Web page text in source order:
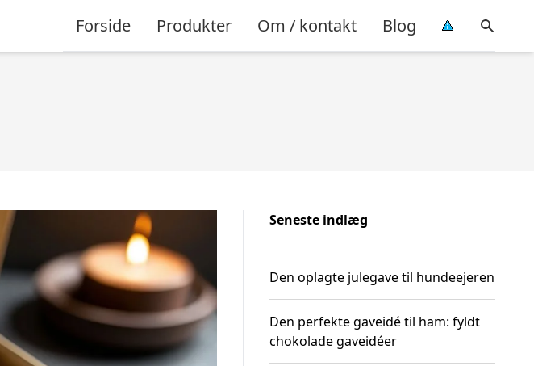
Forside Produkter Om / kontakt Blog
Seneste indlæg
Den oplagte julegave til hundeejeren
Den perfekte gaveidé til ham: fyldt
chokolade gaveidéer